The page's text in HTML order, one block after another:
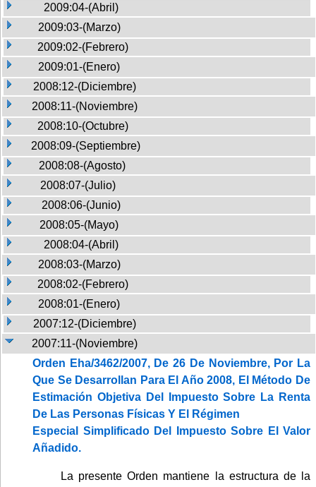
2009:04-(Abril)
2009:03-(Marzo)
2009:02-(Febrero)
2009:01-(Enero)
2008:12-(Diciembre)
2008:11-(Noviembre)
2008:10-(Octubre)
2008:09-(Septiembre)
2008:08-(Agosto)
2008:07-(Julio)
2008:06-(Junio)
2008:05-(Mayo)
2008:04-(Abril)
2008:03-(Marzo)
2008:02-(Febrero)
2008:01-(Enero)
2007:12-(Diciembre)
2007:11-(Noviembre)
Orden Eha/3462/2007, De 26 De Noviembre, Por La
Que Se Desarrollan Para El Año 2008, El Método De
Estimación Objetiva Del Impuesto Sobre La Renta
De Las Personas Físicas Y El Régimen
Especial Simplificado Del Impuesto Sobre El Valor
Añadido.
La presente Orden mantiene la estructura de la